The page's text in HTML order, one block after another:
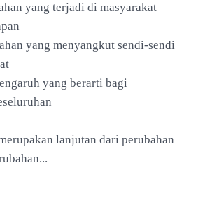
yang terjadi di masyarakat
yang menyangkut sendi-sendi
yang berarti bagi
lanjutan dari perubahan